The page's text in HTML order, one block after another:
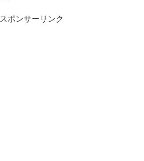
スポンサーリンク